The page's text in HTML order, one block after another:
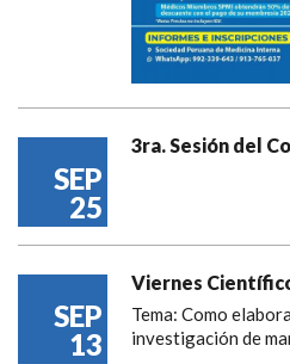
SEP
25
3ra. Sesión del
SEP
13
Viernes
Tema: Como
investigación de